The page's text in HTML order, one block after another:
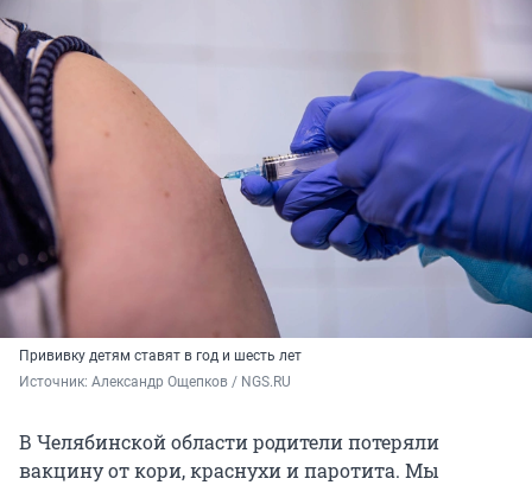
Прививку детям ставят в год и шесть лет
Источник: Александр Ощепков / NGS.RU
В Челябинской области родители потеряли
вакцину от кори, краснухи и паротита. Мы